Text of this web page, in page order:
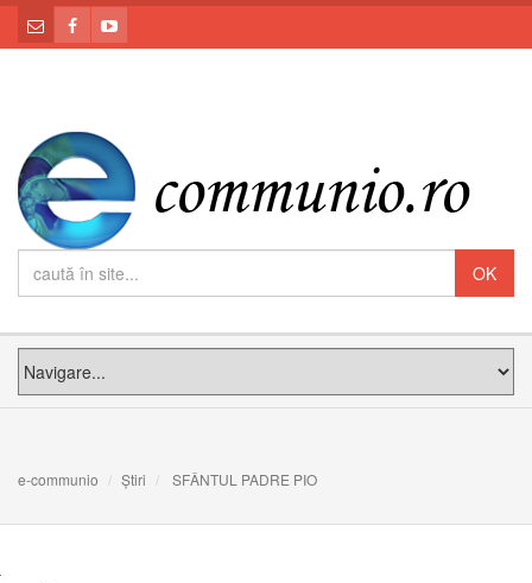
e-communio Știri SFÂNTUL PADRE PIO